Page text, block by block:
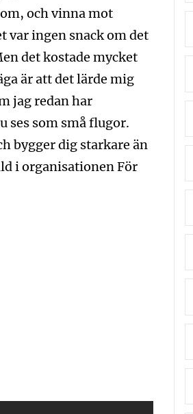
och vinna mot
var ingen snack om det
det kostade mycket
är att det lärde mig
jag redan har
ses som små flugor.
bygger dig starkare än
i organisationen För